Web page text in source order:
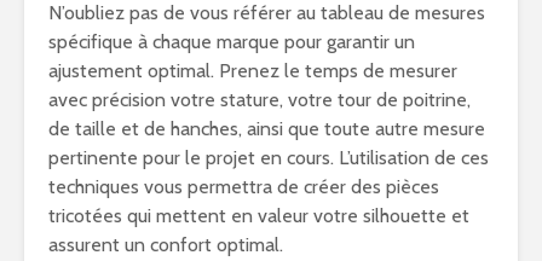
N’oubliez pas de vous référer au tableau de mesures
spécifique à chaque marque pour garantir un
ajustement optimal. Prenez le temps de mesurer
avec précision votre stature, votre tour de poitrine,
de taille et de hanches, ainsi que toute autre mesure
pertinente pour le projet en cours. L’utilisation de ces
techniques vous permettra de créer des pièces
tricotées qui mettent en valeur votre silhouette et
assurent un confort optimal.